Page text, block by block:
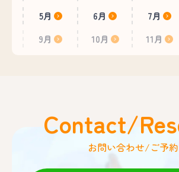
5月
6月 7月
9月
10月 11月
Contact/
お問い合わせ/ご予約